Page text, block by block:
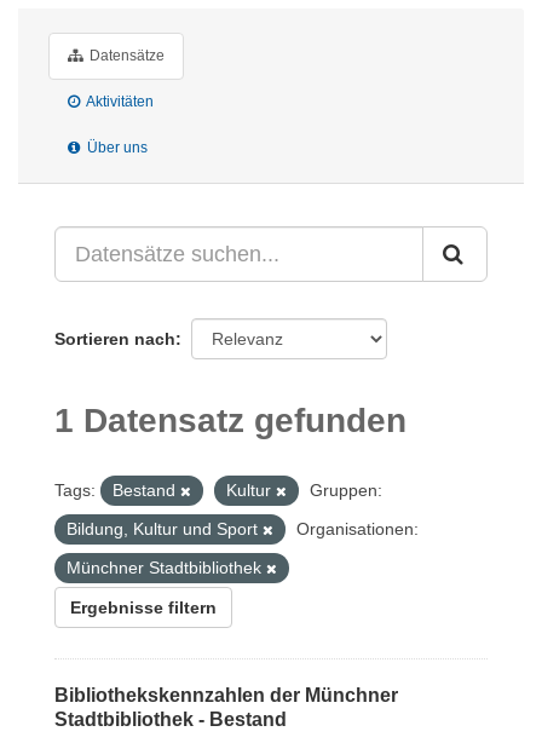
Datensätze
Aktivitäten
Über uns
Sortieren nach
1 Datensatz gefunden
Tags: Bestand Kultur
Gruppen:
Bildung, Kultur und Sport
Organisationen:
Münchner Stadtbibliothek
Ergebnisse filtern
Bibliothekskennzahlen der Münchner
Stadtbibliothek - Bestand